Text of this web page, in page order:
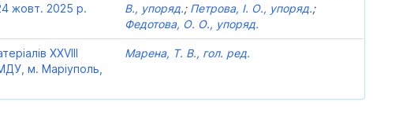
жовт. 2025 р.
В., упоряд.; Петрова, І. О., упоряд.;
Федотова, О. О., упоряд.
XXVІІІ
м. Маріуполь,
Марена, Т. В., гол. ред.